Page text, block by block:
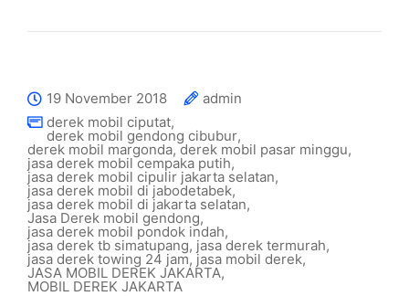
19 November 2018
admin
derek mobil ciputat,
derek mobil gendong cibubur,
derek mobil margonda,derek mobil pasar minggu,
jasa derek mobil cempaka putih,
jasa derek mobil cipulir jakarta selatan,
jasa derek mobil di jabodetabek,
jasa derek mobil di jakarta selatan,
Jasa Derek mobil gendong,
jasa derek mobil pondok indah,
jasa derek tb simatupang, jasa derek termurah,
jasa derek towing 24 jam,jasa mobil derek,
JASA MOBIL DEREK JAKARTA,
MOBIL DEREK JAKARTA